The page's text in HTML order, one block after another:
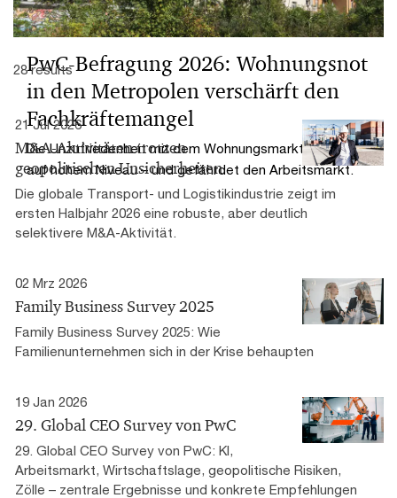
PwC-Befragung 2026: Wohnungsnot
in den Metropolen verschärft den
Fachkräftemangel
Die Unzufriedenheit mit dem Wohnungsmarkt verharrt
auf hohem Niveau – und gefährdet den Arbeitsmarkt.
28 results
21 Jul 2026
M&A-Aktivitäten trotzen
geopolitischen Unsicherheiten
Die globale Transport- und Logistikindustrie zeigt im
ersten Halbjahr 2026 eine robuste, aber deutlich
selektivere M&A-Aktivität.
02 Mrz 2026
Family Business Survey 2025
Family Business Survey 2025: Wie
Familienunternehmen sich in der Krise behaupten
19 Jan 2026
29. Global CEO Survey von PwC
29. Global CEO Survey von PwC: KI,
Arbeitsmarkt, Wirtschaftslage, geopolitische Risiken,
Zölle – zentrale Ergebnisse und konkrete Empfehlungen